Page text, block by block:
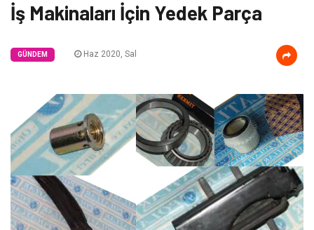
İş Makinaları İçin Yedek Parça
GÜNDEM Haz 2020, Sal